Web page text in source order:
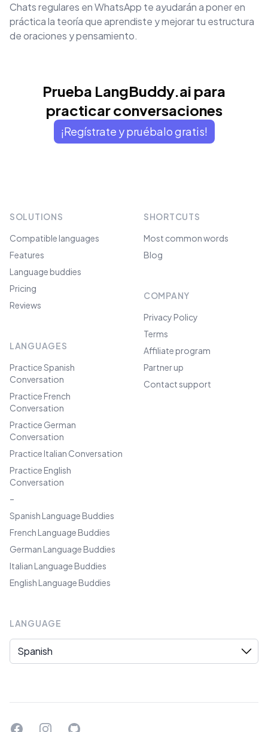
Chats regulares en WhatsApp te ayudarán a poner en
práctica la teoría que aprendiste y mejorar tu estructura
de oraciones y pensamiento.
Prueba LangBuddy.ai para
practicar conversaciones
¡Regístrate y pruébalo gratis!
SOLUTIONS
Compatible languages
Features
Language buddies
Pricing
Reviews
LANGUAGES
Practice Spanish
Conversation
Practice French
Conversation
Practice German
Conversation
Practice Italian Conversation
Practice English
Conversation
–
Spanish Language Buddies
French Language Buddies
German Language Buddies
Italian Language Buddies
English Language Buddies
SHORTCUTS
Most common words
Blog
COMPANY
Privacy Policy
Terms
Affiliate program
Partner up
Contact support
LANGUAGE
Language
FacebookInstagramGitHub